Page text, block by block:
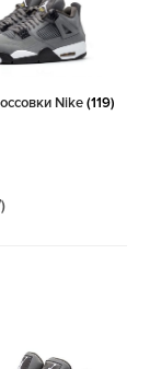
Nike(119)